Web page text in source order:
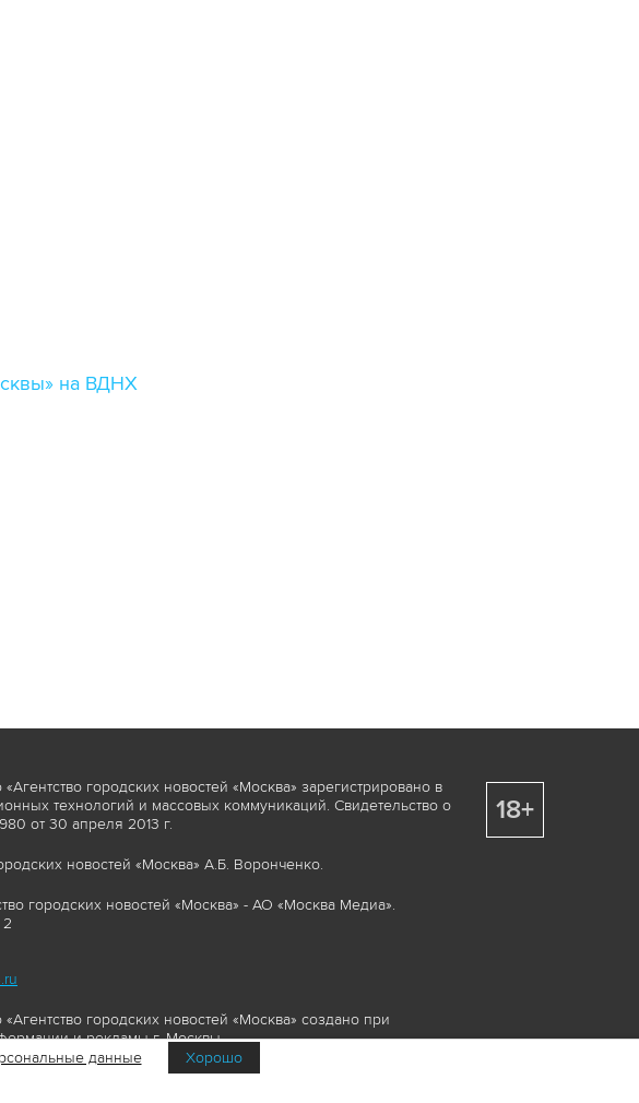
на ВДНХ
городских новостей «Москва» зарегистрировано в
технологий и массовых коммуникаций. Свидетельство о
от 30 апреля 2013 г.
новостей «Москва» А.Б. Воронченко.
городских новостей «Москва» - АО «Москва Медиа».
городских новостей «Москва» создано при
и рекламы г. Москвы.
знаки и иные охраняемые элементы, включая, но, не
18+
данные Хорошо